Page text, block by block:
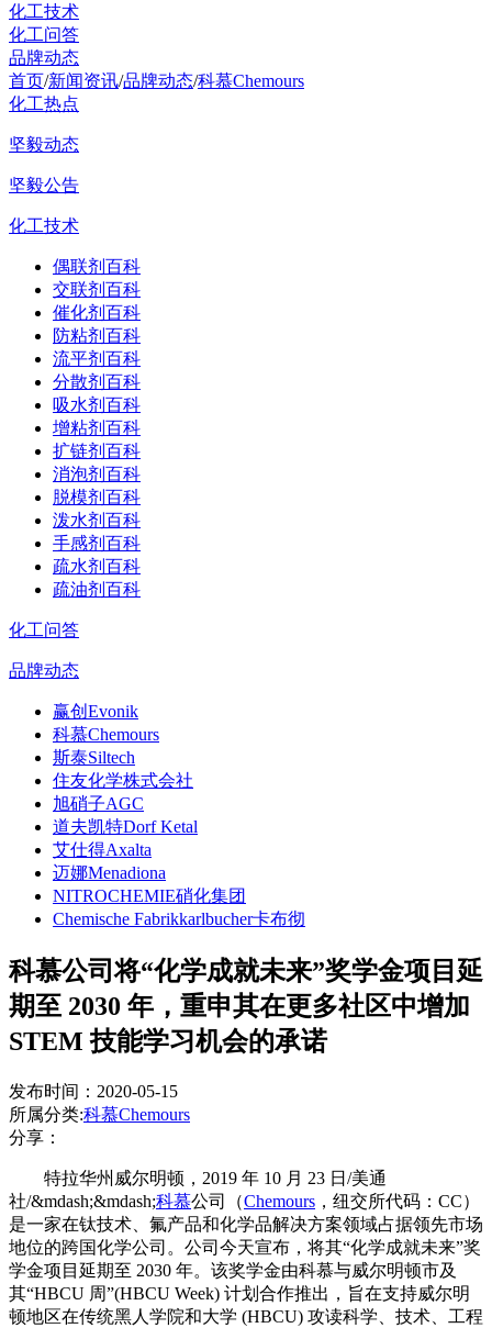
化工技术
化工问答
品牌动态
首页/新闻资讯/品牌动态/科慕Chemours
化工热点
坚毅动态
坚毅公告
化工技术
偶联剂百科
交联剂百科
催化剂百科
防粘剂百科
流平剂百科
分散剂百科
吸水剂百科
增粘剂百科
扩链剂百科
消泡剂百科
脱模剂百科
泼水剂百科
手感剂百科
疏水剂百科
疏油剂百科
化工问答
品牌动态
赢创Evonik
科慕Chemours
斯泰Siltech
住友化学株式会社
旭硝子AGC
道夫凯特Dorf Ketal
艾仕得Axalta
迈娜Menadiona
NITROCHEMIE硝化集团
Chemische Fabrikkarlbucher卡布彻
科慕公司将“化学成就未来”奖学金项目延
期至 2030 年，重申其在更多社区中增加
STEM 技能学习机会的承诺
发布时间：2020-05-15
所属分类:科慕Chemours
分享：
特拉华州威尔明顿，2019 年 10 月 23 日/美通
社/&mdash;&mdash;科慕公司（Chemours ，纽交所代码：CC）
是一家在钛技术、氟产品和化学品解决方案领域占据领先市场
地位的跨国化学公司。公司今天宣布，将其“化学成就未来”奖
学金项目延期至 2030 年。该奖学金由科慕与威尔明顿市及
其“HBCU 周”(HBCU Week) 计划合作推出，旨在支持威尔明
顿地区在传统黑人学院和大学 (HBCU) 攻读科学、技术、工程